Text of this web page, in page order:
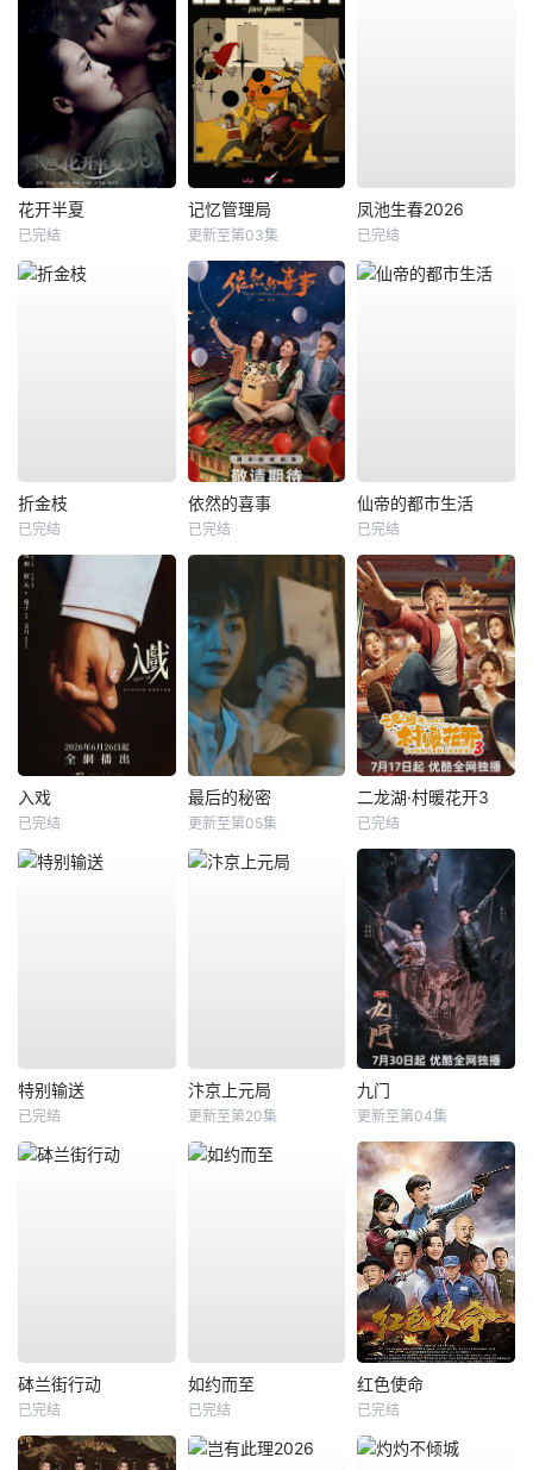
花开半夏
已完结
记忆管理局
更新至第03集
凤池生春2026
已完结
折金枝
已完结
依然的喜事
已完结
仙帝的都市生活
已完结
入戏
已完结
最后的秘密
更新至第05集
二龙湖·村暖花开3
已完结
特别输送
已完结
汴京上元局
更新至第20集
九门
更新至第04集
砵兰街行动
已完结
如约而至
已完结
红色使命
已完结